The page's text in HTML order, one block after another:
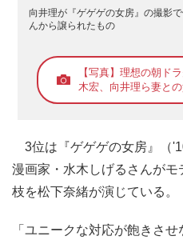
向井理が『ゲゲゲの女房』の撮影
んから譲られたもの
【写真】理想の朝ド
木宏、向井理ら妻と
3位は『ゲゲゲの女房』（
漫画家・水木しげるさんが
枝を松下奈緒が演じている。
「ユニークな対応が飽きさ